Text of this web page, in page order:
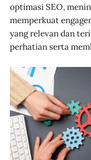
optimasi SEO,
memperkuat
yang relevan dan
perhatian serta